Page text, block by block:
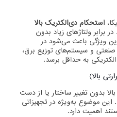
استحکام دی‌الکتریک بالا
برابر ولتاژهای زیاد بدون
ویژگی باعث می‌شود در
صنعتی و سیستم‌های توزیع برق،
به حداقل برسد.
بالا)
بدون تغییر ساختار یا از دست
موضوع به‌ویژه در تجهیزاتی
اهمیت دارد.